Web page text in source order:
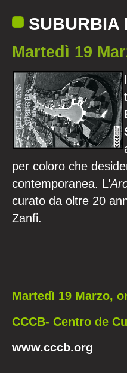
SUBURBIA
Martedì 19
per coloro che
contemporanea. L’
curato da oltre 20
Zanfi.
Martedì 19 Marzo,
CCCB- Centro de
www.cccb.org